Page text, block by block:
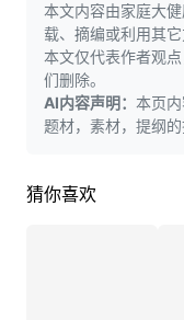
本文内容由家庭大
载、摘编或利用其
本文仅代表作者观
们删除。
AI内容声明： 本页
题材，素材，提纲的
猜你喜欢